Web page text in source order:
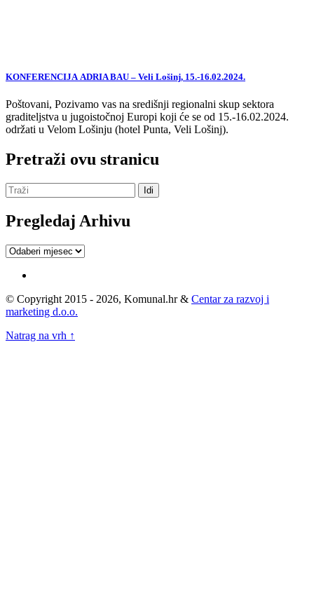
KONFERENCIJA ADRIA BAU – Veli Lošinj, 15.-16.02.2024.
Poštovani, Pozivamo vas na središnji regionalni skup sektora
graditeljstva u jugoistočnoj Europi koji će se od 15.-16.02.2024.
održati u Velom Lošinju (hotel Punta, Veli Lošinj).
Pretraži ovu stranicu
Pregledaj Arhivu
Pregledaj
© Copyright 2015 - 2026, Komunal.hr & Centar za razvoj i
marketing d.o.o.
Natrag na vrh ↑